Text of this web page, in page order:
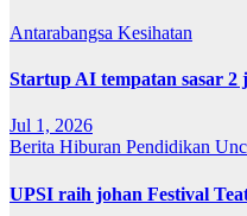
Antarabangsa Kesihatan
Startup AI tempatan sasar 2
Jul 1, 2026
Berita Hiburan Pendidikan
UPSI raih johan Festival